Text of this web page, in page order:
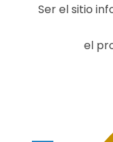
Ser el sitio
el